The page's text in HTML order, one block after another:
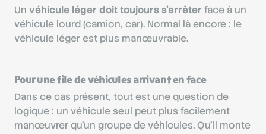
Un véhicule léger doit toujours s’arrêter face à un
véhicule lourd (camion, car). Normal là encore : le
véhicule léger est plus manœuvrable.
Pour une file de véhicules arrivant en face
Dans ce cas présent, tout est une question de
logique : un véhicule seul peut plus facilement
manœuvrer qu’un groupe de véhicules. Qu’il monte